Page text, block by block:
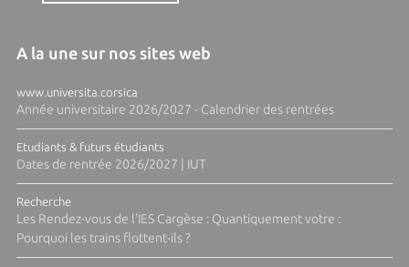
A la une sur nos sites web
www.universita.corsica
Année universitaire 2026/2027 - Calendrier des rentrées
Etudiants & futurs étudiants
Dates de rentrée 2026/2027 | IUT
Recherche
Les Rendez-vous de l'IES Cargèse : Quantiquement votre :
Pourquoi les trains flottent-ils ?